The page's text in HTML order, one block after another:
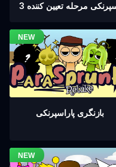
مرحله تعیین کننده 3
بازنگری پاراسپرنکی